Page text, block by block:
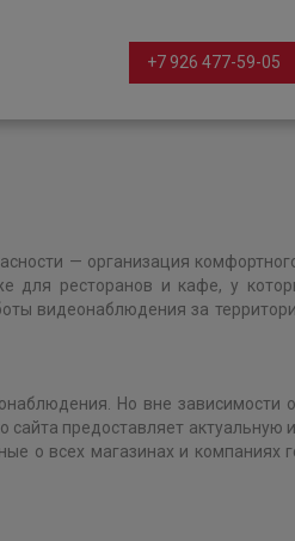
+7 926 477-59-05
— организация
для ресторанов и кафе, у
видеонаблюдения за
Но вне зависимости
сайта предоставляет
о всех магазинах и компаниях